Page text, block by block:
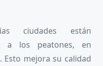
ciudades están
a los peatones, en
mejora su calidad